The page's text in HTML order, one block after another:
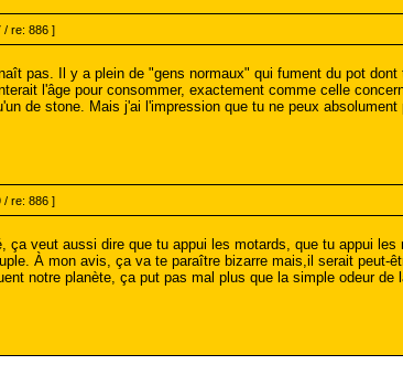
/ re: 886 ]
pas. Il y a plein de "gens normaux" qui fument du pot
l'âge pour consommer, exactement comme celle
de stone. Mais j'ai l'impression que tu ne peux
/ re: 886 ]
ça veut aussi dire que tu appui les motards, que tu appui
À mon avis, ça va te paraître bizarre mais,il serait
notre planète, ça put pas mal plus que la simple odeur